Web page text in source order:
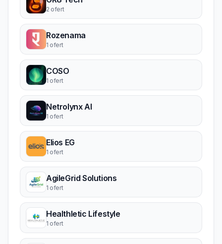
2 ofert
Rozenama
1 ofert
COSO
1 ofert
Netrolynx AI
1 ofert
Elios EG
1 ofert
AgileGrid Solutions
1 ofert
Healthletic Lifestyle
1 ofert